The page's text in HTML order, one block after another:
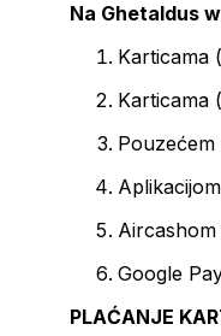
Na Ghetaldus
Karticama
Karticama
Aircashom
Google
PLAĆANJE